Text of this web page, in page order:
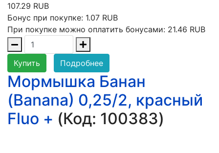
107.29 RUB
Бонус при покупке: 1.07 RUB
При покупке можно оплатить бонусами: 21.46 RUB
Купить Подробнее
Мормышка Банан
(Banana) 0,25/2, красный
Fluo + (Код: 100383)